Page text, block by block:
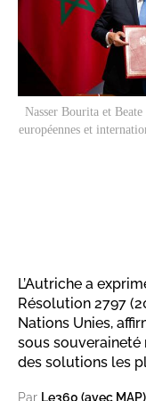
Nasser Bourita et
européennes et
L’Autriche a
Résolution 2797
Nations Unies,
sous souveraineté
des solutions les
Par Le360 (avec MAP)